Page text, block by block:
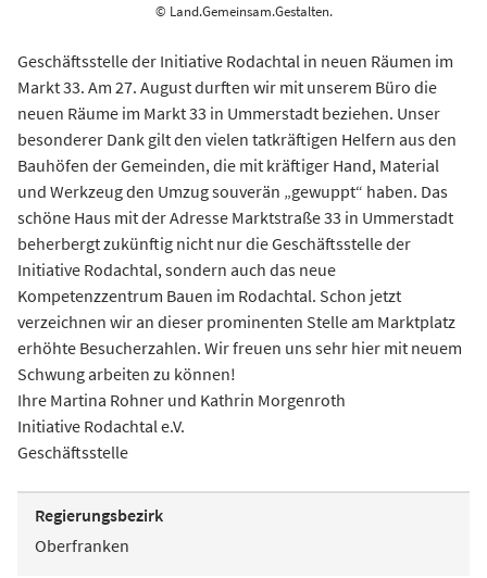
© Land.Gemeinsam.Gestalten.
Geschäftsstelle der Initiative Rodachtal in neuen Räumen im
Markt 33. Am 27. August durften wir mit unserem Büro die
neuen Räume im Markt 33 in Ummerstadt beziehen. Unser
besonderer Dank gilt den vielen tatkräftigen Helfern aus den
Bauhöfen der Gemeinden, die mit kräftiger Hand, Material
und Werkzeug den Umzug souverän „gewuppt“ haben. Das
schöne Haus mit der Adresse Marktstraße 33 in Ummerstadt
beherbergt zukünftig nicht nur die Geschäftsstelle der
Initiative Rodachtal, sondern auch das neue
Kompetenzzentrum Bauen im Rodachtal. Schon jetzt
verzeichnen wir an dieser prominenten Stelle am Marktplatz
erhöhte Besucherzahlen. Wir freuen uns sehr hier mit neuem
Schwung arbeiten zu können!
Ihre Martina Rohner und Kathrin Morgenroth
Initiative Rodachtal e.V.
Geschäftsstelle
Regierungsbezirk
Oberfranken